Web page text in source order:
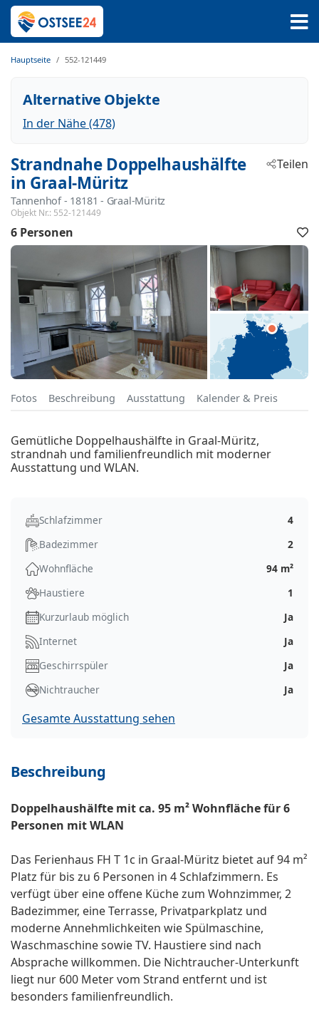
Hauptseite 552-121449
Alternative Objekte
In der Nähe (478)
Strandnahe Doppelhaushälfte
in Graal-Müritz
Tannenhof - 18181 - Graal-Müritz
Objekt Nr.: 552-121449
Teilen
6 Personen
Fotos Beschreibung Ausstattung Kalender & Preis
Gemütliche Doppelhaushälfte in Graal-Müritz,
strandnah und familienfreundlich mit moderner
Ausstattung und WLAN.
Schlafzimmer
4
Badezimmer
2
Wohnfläche
94 m²
Haustiere
1
Kurzurlaub möglich
Ja
Internet
Ja
Geschirrspüler
Ja
Nichtraucher
Ja
Gesamte Ausstattung sehen
Beschreibung
Doppelhaushälfte mit ca. 95 m² Wohnfläche für 6
Personen mit WLAN
Das Ferienhaus FH T 1c in Graal-Müritz bietet auf 94 m²
Platz für bis zu 6 Personen in 4 Schlafzimmern. Es
verfügt über eine offene Küche zum Wohnzimmer, 2
Badezimmer, eine Terrasse, Privatparkplatz und
moderne Annehmlichkeiten wie Spülmaschine,
Waschmaschine sowie TV. Haustiere sind nach
Absprache willkommen. Die Nichtraucher-Unterkunft
liegt nur 600 Meter vom Strand entfernt und ist
besonders familienfreundlich.